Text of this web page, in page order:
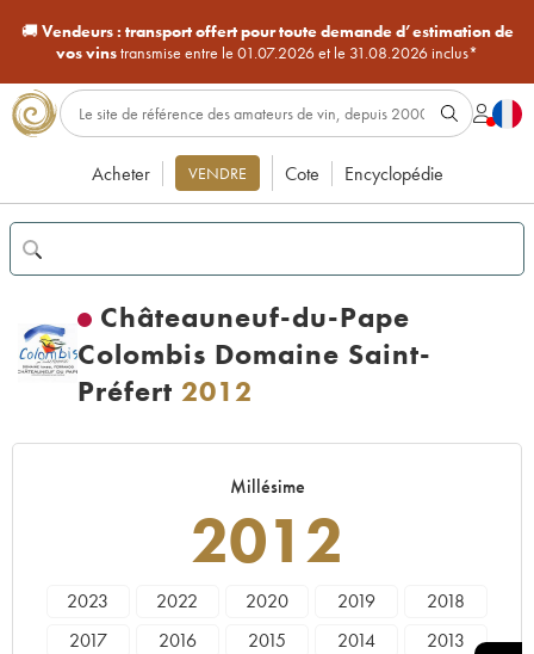
🚚Vendeurs : transport offert pour toute demande d’estimation de
vos vinstransmise entre le 01.07.2026 et le 31.08.2026 inclus*
Acheter VENDRE Cote Encyclopédie
Châteauneuf-du-Pape
Colombis Domaine Saint-
Préfert 2012
Millésime
2012
2023 2022 2020 2019
2018
2017
2016 2015 2014
2013